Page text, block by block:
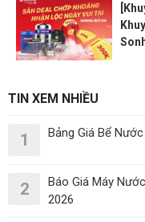
TIN XEM NHIỀU
1 Bảng Giá Bể
2
Báo Giá Máy
2026